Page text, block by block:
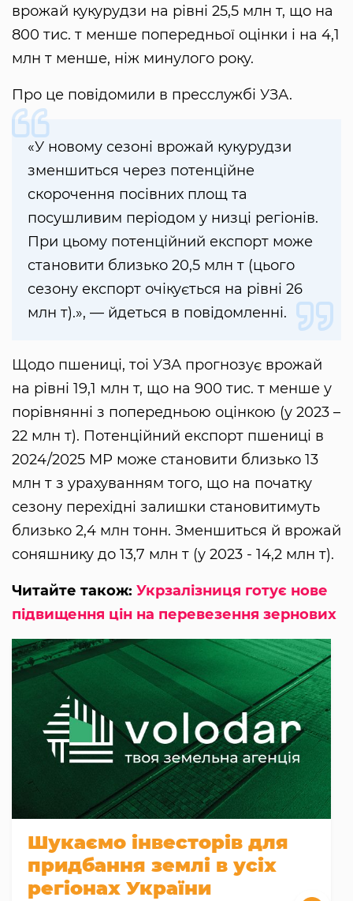
врожай кукурудзи на рівні 25,5 млн т, що на
800 тис. т менше попередньої оцінки і на 4,1
млн т менше, ніж минулого року.
Про це повідомили в пресслужбі УЗА.
«У новому сезоні врожай кукурудзи
зменшиться через потенційне
скорочення посівних площ та
посушливим періодом у низці регіонів.
При цьому потенційний експорт може
становити близько 20,5 млн т (цього
сезону експорт очікується на рівні 26
млн т).», — йдеться в повідомленні.
Щодо пшениці, тоі УЗА прогнозує врожай
на рівні 19,1 млн т, що на 900 тис. т менше у
порівнянні з попередньою оцінкою (у 2023 –
22 млн т). Потенційний експорт пшениці в
2024/2025 МР може становити близько 13
млн т з урахуванням того, що на початку
сезону перехідні залишки становитимуть
близько 2,4 млн тонн. Зменшиться й врожай
соняшнику до 13,7 млн т (у 2023 - 14,2 млн т).
Читайте також: Укрзалізниця готує нове
підвищення цін на перевезення зернових
Шукаємо інвесторів для
придбання землі в усіх
регіонах України